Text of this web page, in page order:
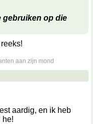
gebruiken op die
aan zijn mond
aardig, en ik heb
he!